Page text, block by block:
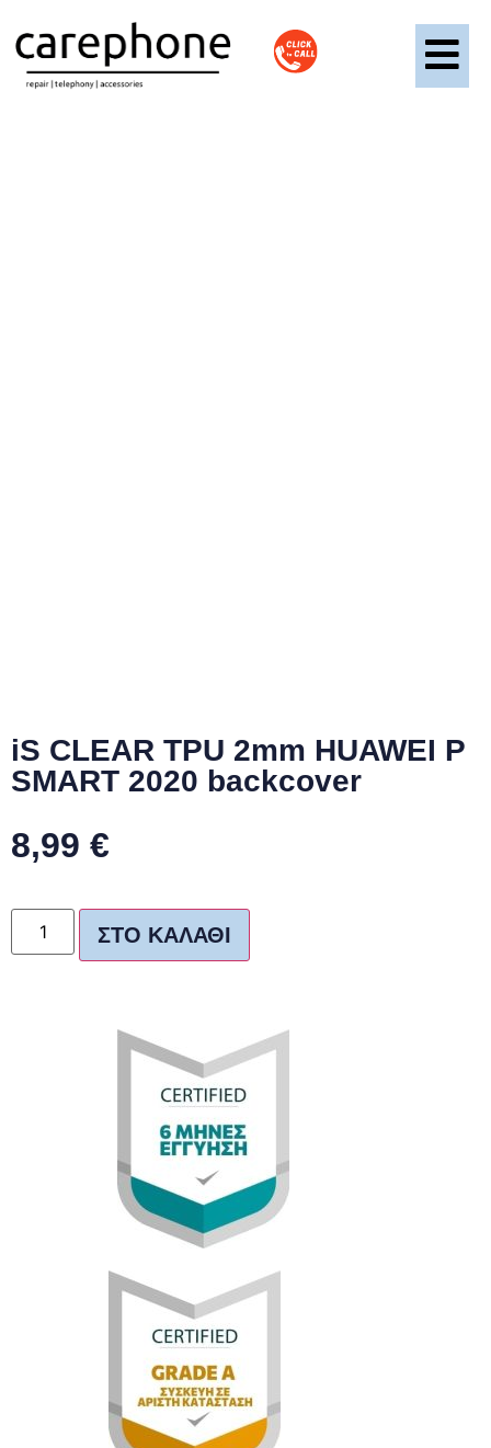
iS CLEAR TPU 2mm HUAWEI P
SMART 2020 backcover
8,99 €
ΣΤΟ ΚΑΛΆΘΙ